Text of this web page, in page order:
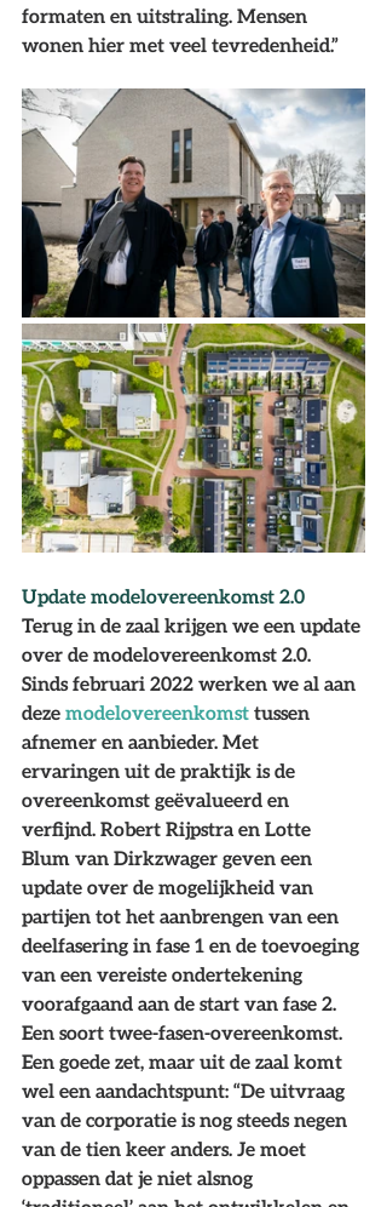
formaten en uitstraling. Mensen
wonen hier met veel tevredenheid.”
Update modelovereenkomst 2.0
Terug in de zaal krijgen we een update
over de modelovereenkomst 2.0.
Sinds februari 2022 werken we al aan
deze modelovereenkomst tussen
afnemer en aanbieder. Met
ervaringen uit de praktijk is de
overeenkomst geëvalueerd en
verfijnd. Robert Rijpstra en Lotte
Blum van Dirkzwager geven een
update over de mogelijkheid van
partijen tot het aanbrengen van een
deelfasering in fase 1 en de toevoeging
van een vereiste ondertekening
voorafgaand aan de start van fase 2.
Een soort twee-fasen-overeenkomst.
Een goede zet, maar uit de zaal komt
wel een aandachtspunt: “De uitvraag
van de corporatie is nog steeds negen
van de tien keer anders. Je moet
oppassen dat je niet alsnog